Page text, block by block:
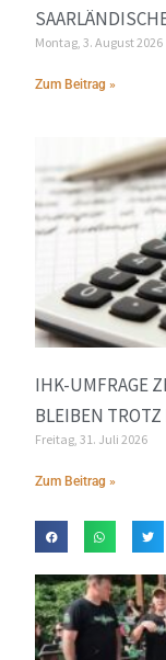
Montag, 3. August 2026
Zum Beitrag »
IHK-UMFRAGE
BLEIBEN
Freitag, 31. Juli 2026
Zum Beitrag »